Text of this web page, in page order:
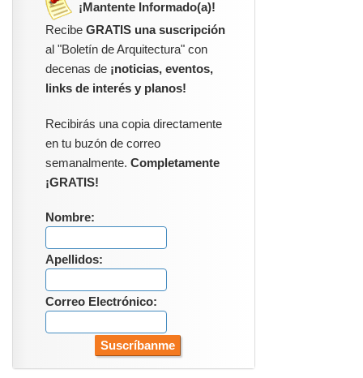
¡Mantente Informado(a)!
Recibe GRATIS una suscripción
al "Boletín de Arquitectura" con
decenas de ¡noticias, eventos,
links de interés y planos!
Recibirás una copia directamente
en tu buzón de correo
semanalmente. Completamente
¡GRATIS!
Nombre:
Apellidos:
Correo Electrónico: